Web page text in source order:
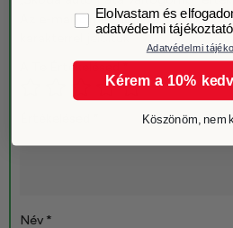
Az e-mail címet nem tesszük közzé.
A Te Értékelésed
Név *
GDPRElolvastam és
adatvédelmi
Adatvédelmi
Kérem a 10%
Köszönöm, nem